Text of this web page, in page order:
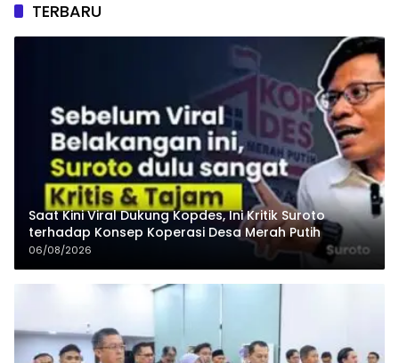
TERBARU
Saat Kini Viral Dukung Kopdes, Ini Kritik Suroto
terhadap Konsep Koperasi Desa Merah Putih
06/08/2026